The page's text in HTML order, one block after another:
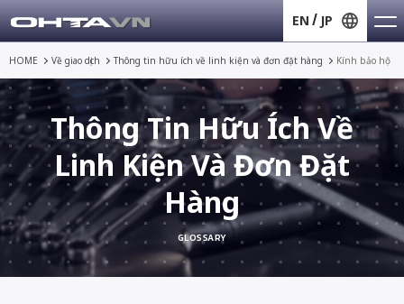
EN JP
HOME Về giao dịch Thông tin hữu ích về linh kiện và đơn đặt hàng Kính bảo hộ
Thông Tin Hữu Ích Về
Linh Kiện Và Đơn Đặt
Hàng
GLOSSARY